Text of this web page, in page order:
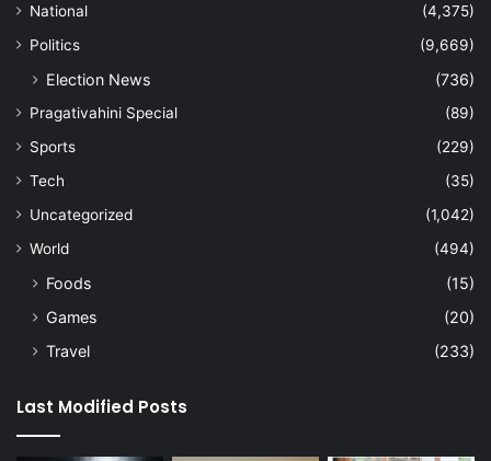
National
(4,375)
Politics
(9,669)
Election News (736)
Pragativahini Special
(89)
Sports
(229)
Tech
(35)
Uncategorized
(1,042)
World
(494)
Foods
(15)
Games
(20)
Travel
(233)
Last Modified Posts